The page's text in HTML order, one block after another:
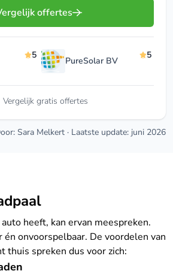
offertes
5
PureSolar BV
5
Vergelijk gratis offertes
Sara Melkert · Laatste update: juni 2026
heeft, kan ervan meespreken.
én onvoorspelbaar. De voordelen van
thuis spreken dus voor zich: